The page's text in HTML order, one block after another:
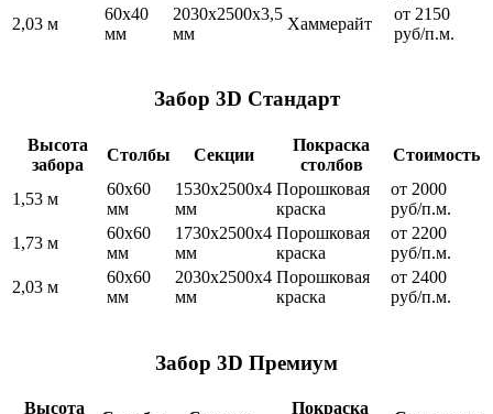
2,03 м
60х40
мм
2030x2500x3,5
мм
Хаммерайт
от 2150
руб/п.м.
Забор 3D Стандарт
Высота
забора
Столбы Секции
Покраска
столбов
Стоимость
1,53 м
60х60
мм
1530x2500x4
мм
Порошковая
краска
от 2000
руб/п.м.
1,73 м
60х60
мм
1730x2500x4
мм
Порошковая
краска
от 2200
руб/п.м.
2,03 м
60х60
мм
2030x2500x4
мм
Порошковая
краска
от 2400
руб/п.м.
Забор 3D Премиум
Высота
Покраска